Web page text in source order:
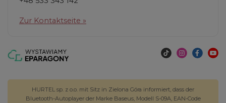
Zur Kontaktseite »
HURTEL sp. z o.o. mit Sitz in Zielona Góra informiert, dass der
Bluetooth-Autoplayer der Marke Baseus, Modell S-09A, EAN-Code